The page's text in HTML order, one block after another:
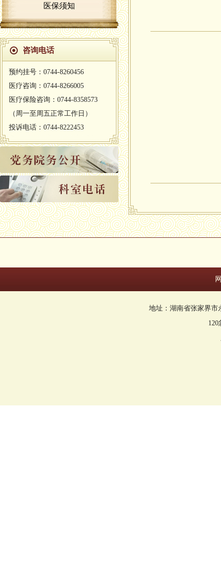
医保须知
咨询电话
预约挂号：0744-8260456
医疗咨询：0744-8266005
医疗保险咨询：0744-8358573
（周一至周五正常工作日）
投诉电话：0744-8222453
地址：湖南省张家界市
120